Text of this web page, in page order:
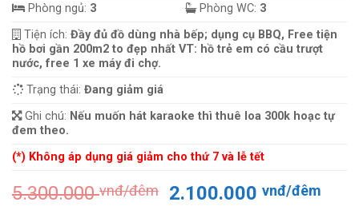
Phòng ngủ: 3 Phòng WC: 3
Tiện ích: Đầy đủ đồ dùng nhà bếp; dụng cụ BBQ, Free tiện
hồ bơi gần 200m2 to đẹp nhất VT: hồ trẻ em có cầu trượt
nước, free 1 xe máy đi chợ.
Trạng thái: Đang giảm giá
Ghi chú: Nếu muốn hát karaoke thì thuê loa 300k hoạc tự
đem theo.
(*) Không áp dụng giá giảm cho thứ 7 và lễ tết
5.300.000vnđ/đêm
Giá
2.100.000vnđ/đêm